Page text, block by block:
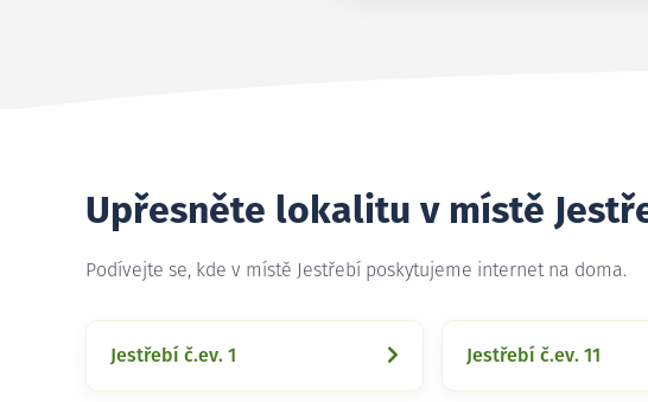
Upřesněte lokalitu v místě
Podívejte se, kde v místě Jestřebí poskytujeme internet na doma.
Jestřebí č.ev. 1 Jestřebí č.ev. 11